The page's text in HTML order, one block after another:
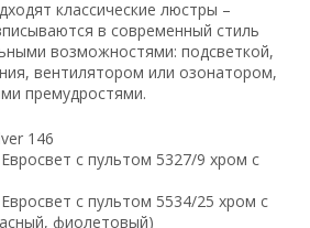
классические люстры –
в современный стиль
возможностями: подсветкой,
вентилятором или озонатором,
премудростями.